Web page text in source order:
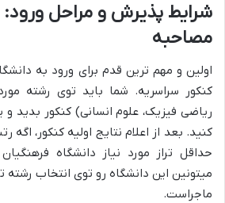
شرایط پذیرش و مراحل ورود:
مصاحبه
اولین و مهم ترین قدم برای ورود به
کنکور سراسریه. شما باید توی رشته
ریاضی فیزیک، علوم انسانی) کنکور بدید
کنید. بعد از اعلام نتایج اولیه کنکور، اگه
حداقل تراز مورد نیاز دانشگاه
میتونین این دانشگاه رو توی انتخاب رشته
ماجراست.